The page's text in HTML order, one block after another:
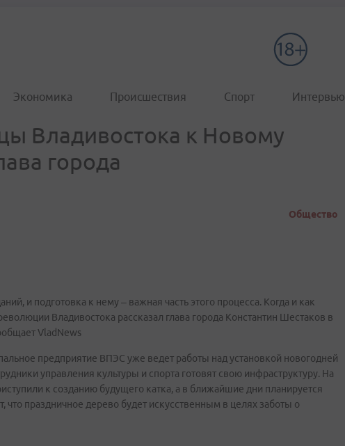
Экономика Происшествия Спорт Интервью
Владивостока к Новому
города
Общество
и подготовка к нему – важная часть этого процесса. Когда и как
Владивостока рассказал глава города Константин Шестаков в
VladNews
предприятие ВПЭС уже ведет работы над установкой новогодней
управления культуры и спорта готовят свою инфраструктуру. На
к созданию будущего катка, а в ближайшие дни планируется
что праздничное дерево будет искусственным в целях заботы о